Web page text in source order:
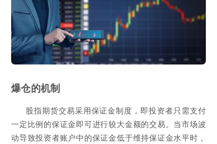
爆仓的机制
股指期货交易采用保证金制度，即投资者只需支付
一定比例的保证金即可进行较大金额的交易。当市场波
动导致投资者账户中的保证金低于维持保证金水平时，